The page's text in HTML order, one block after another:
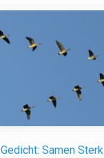
Gedicht: Samen Sterk